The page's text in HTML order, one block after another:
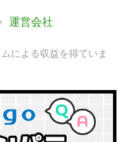
運営会社
による収益を得ていま